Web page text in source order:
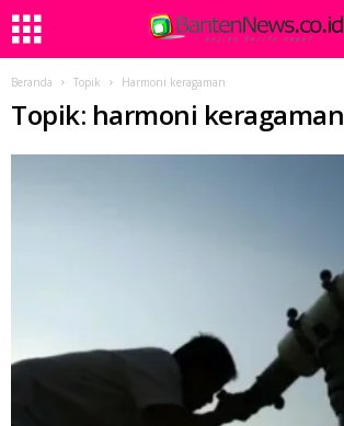
Beranda Topik Harmoni keragaman
Topik: harmoni keragaman